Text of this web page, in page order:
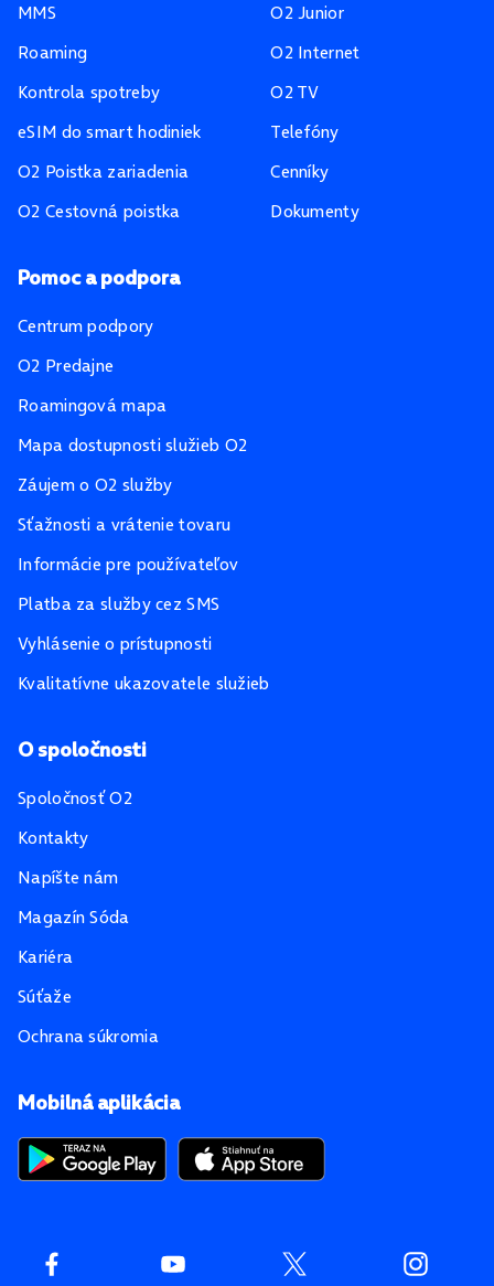
Mobilná aplikácia
MMS
Roaming
Kontrola spotreby
eSIM do smart hodiniek
O2 Poistka zariadenia
O2 Cestovná poistka
O2 Junior
O2 Internet
O2 TV
Telefóny
Cenníky
Dokumenty
Pomoc a podpora
Centrum podpory
O2 Predajne
Roamingová mapa
Mapa dostupnosti služieb O2
Záujem o O2 služby
Sťažnosti a vrátenie tovaru
Informácie pre používateľov
Platba za služby cez SMS
Vyhlásenie o prístupnosti
Kvalitatívne ukazovatele služieb
O spoločnosti
Spoločnosť O2
Kontakty
Napíšte nám
Magazín Sóda
Kariéra
Súťaže
Ochrana súkromia